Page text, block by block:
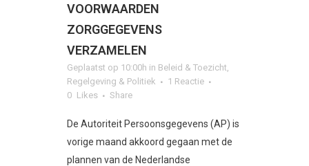
VOORWAARDEN
ZORGGEGEVENS
VERZAMELEN
Geplaatst op 10:00h in Beleid & Toezicht
Regelgeving & Politiek
1 Reactie
0 Likes Share
De Autoriteit Persoonsgegevens (AP) is
vorige maand akkoord gegaan met de
plannen van de Nederlandse